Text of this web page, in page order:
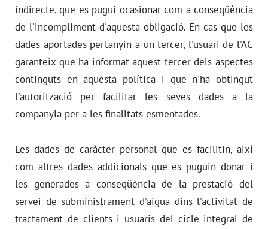
indirecte, que es pugui ocasionar com a conseqüència
de l'incompliment d'aquesta obligació. En cas que les
dades aportades pertanyin a un tercer, l'usuari de l'AC
garanteix que ha informat aquest tercer dels aspectes
continguts en aquesta política i que n'ha obtingut
l'autorització per facilitar les seves dades a la
companyia per a les finalitats esmentades.
Les dades de caràcter personal que es facilitin, així
com altres dades addicionals que es puguin donar i
les generades a conseqüència de la prestació del
servei de subministrament d'aigua dins l'activitat de
tractament de clients i usuaris del cicle integral de